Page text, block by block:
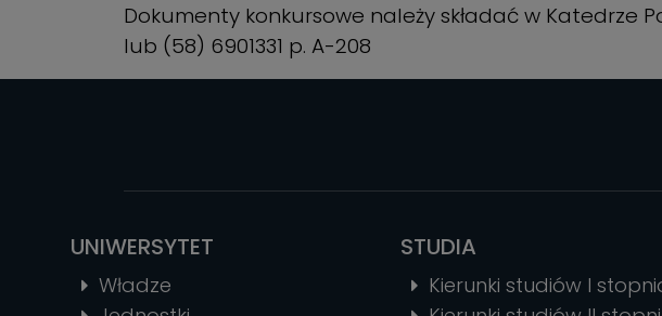
Dokumenty konkursowe należy składać w Katedrze
lub (58) 6901331 p. A-208
UNIWERSYTET
Władze
STUDIA
Kierunki studiów I